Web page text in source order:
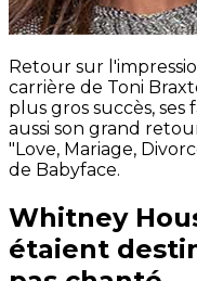
Retour sur
carrière de Toni
plus gros succès, ses
aussi son grand
"Love, Mariage,
de Babyface.
Whitney
étaient